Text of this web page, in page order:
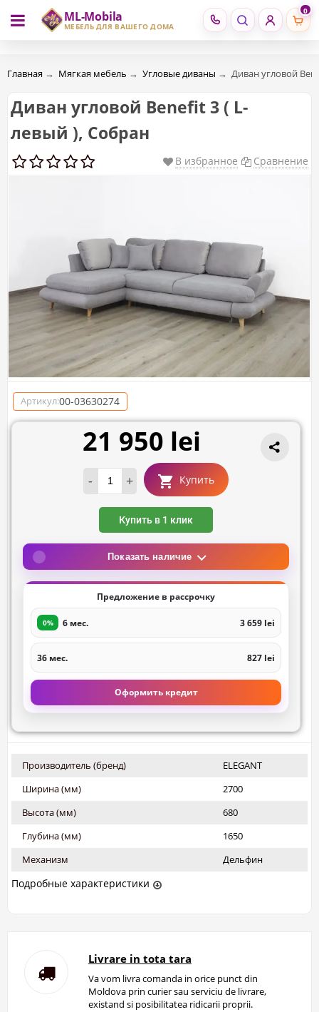
ML-Mobila
МЕБЕЛЬ ДЛЯ ВАШЕГО ДОМА
0
RU RO
Главная → Мягкая мебель → Угловые диваны → Диван угловой
Диван угловой Benefit 3 ( L-
левый ), Собран
В избранное Сравнение
Артикул:00-03630274
21 950 lei
- + Купить
Купить в 1 клик
Показать наличие
Предложение в рассрочку
0% 6 мес. 3 659 lei
36 мес. 827 lei
Оформить кредит
Производитель (бренд)
ELEGANT
Ширина (мм)
2700
Высота (мм)
680
Глубина (мм)
1650
Механизм
Дельфин
Подробные характеристики
Livrare in tota tara
Va vom livra comanda in orice punct din
Moldova prin curier sau serviciu de livrare,
existand si posibilitatea ridicarii proprii.